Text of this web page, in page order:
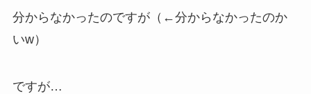
分からなかったのですが（←分からなかったのか
いw）
ですが…